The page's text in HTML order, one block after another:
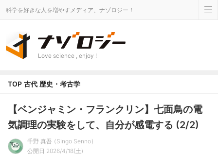
科学を好きな人を増やすメディア、ナゾロジー！
Love science , enjoy !
TOP 古代 歴史・考古学
【ベンジャミン・フランクリン】七面鳥の電
気調理の実験をして、自分が感電する (2/2)
千野 真吾
Singo Senno
公開日 2026/4/18(土)